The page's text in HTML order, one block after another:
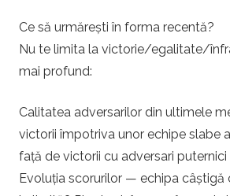
Ce să urmărești în forma recentă?
Nu te limita la victorie/egalitate/
mai profund:
Calitatea adversarilor din ultimele
victorii împotriva unor echipe slabe
față de victorii cu adversari puternici
Evoluția scorurilor — echipa câștigă